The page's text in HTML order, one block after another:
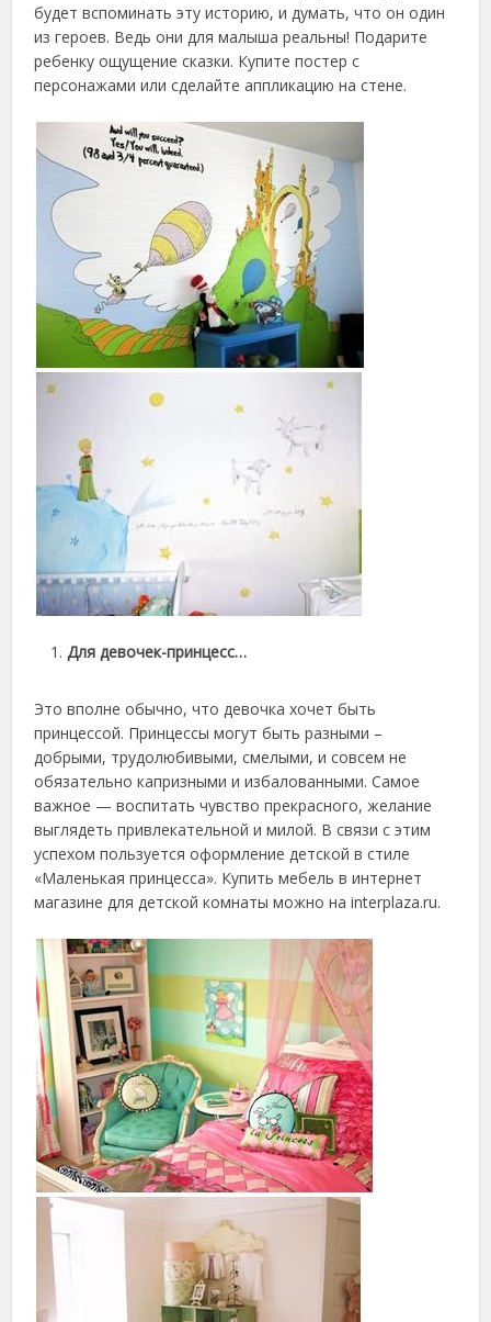
будет вспоминать эту историю, и думать, что он один
из героев. Ведь они для малыша реальны! Подарите
ребенку ощущение сказки. Купите постер с
персонажами или сделайте аппликацию на стене.
Для девочек-принцесс…
Это вполне обычно, что девочка хочет быть
принцессой. Принцессы могут быть разными –
добрыми, трудолюбивыми, смелыми, и совсем не
обязательно капризными и избалованными. Самое
важное — воспитать чувство прекрасного, желание
выглядеть привлекательной и милой. В связи с этим
успехом пользуется оформление детской в стиле
«Маленькая принцесса». Купить мебель в интернет
магазине для детской комнаты можно на interplaza.ru.